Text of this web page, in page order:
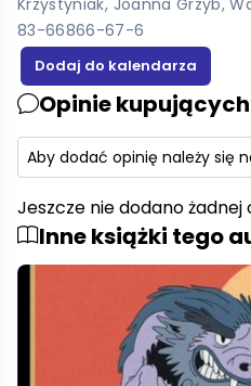
Krzystyniak, Joanna Grzyb,
83-66866-67-6
Opinie kupujących
Aby dodać opinię należy się
Jeszcze nie dodano żadnej
Inne książki tego